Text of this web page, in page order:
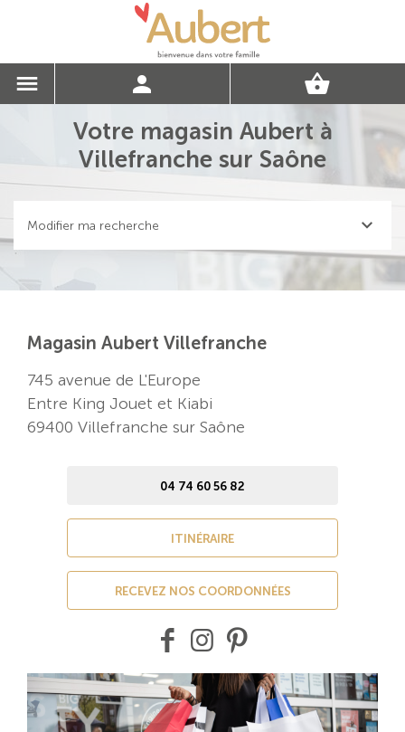
Votre magasin Aubert à
Villefranche sur Saône
Modifier ma recherche
Magasin Aubert Villefranche
745 avenue de L'Europe
Entre King Jouet et Kiabi
69400 Villefranche sur Saône
04 74 60 56 82
ITINÉRAIRE
RECEVEZ NOS COORDONNÉES